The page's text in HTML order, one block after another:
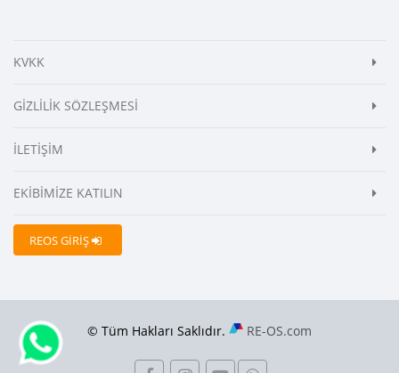
KVKK
GİZLİLİK SÖZLEŞMESİ
İLETİŞİM
EKİBİMİZE KATILIN
REOS GİRİŞ
© Tüm Hakları Saklıdır. RE-OS.com